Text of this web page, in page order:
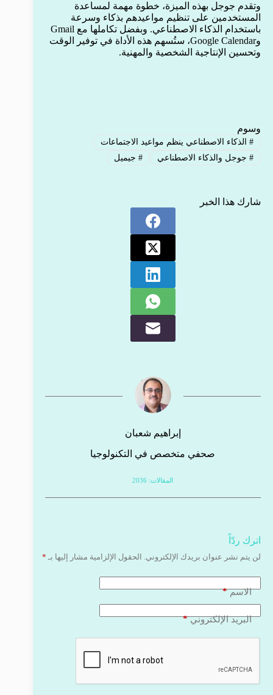
وتقدم جوجل بهذه الميزة، خطوة مهمة لمساعدة
المستخدمين على تنظيم مواعيدهم بذكاء وسرعة
باستخدام الذكاء الاصطناعي. وبفضل تكاملها مع Gmail
وGoogle Calendar، ستُسهم هذه الأداة في توفير الوقت
وتحسين الإنتاجية الشخصية والمهنية.
وسوم
#الذكاء الاصطناعي ينظم مواعيد الاجتماعات
#جوجل والذكاء الاصطناعي #جيميل
شارك هذا الخبر
إبراهيم شعبان
صحفي متخصص في التكنولوجيا
المقالات: 2036
اترك ردّاً
لن يتم نشر عنوان بريدك الإلكتروني. الحقول الإلزامية مشار إليها بـ *
الاسم*
البريد الإلكتروني*